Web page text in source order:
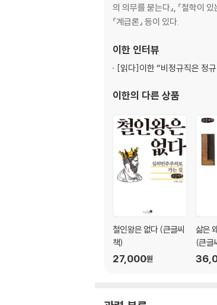
의 의무를 묻는다』, 『철학이 있
『계급론』 등이 있다.
이한 인터뷰
[읽다]이한 “비정규직은 정
이한의 다른 상품
철인왕은 없다 (큰글씨
책)
27,000원
삶은
(큰글